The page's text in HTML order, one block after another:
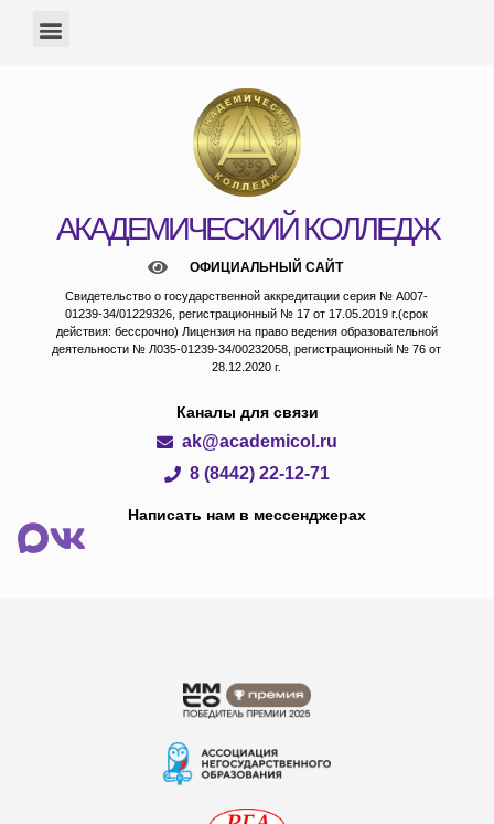
АКАДЕМИЧЕСКИЙ КОЛЛЕДЖ
ОФИЦИАЛЬНЫЙ САЙТ
Свидетельство о государственной аккредитации серия № А007-
01239-34/01229326, регистрационный № 17 от 17.05.2019 г.(срок
действия: бессрочно) Лицензия на право ведения образовательной
деятельности № Л035-01239-34/00232058, регистрационный № 76 от
28.12.2020 г.
Каналы для связи
ak@academicol.ru
8 (8442) 22-12-71
Написать нам в мессенджерах